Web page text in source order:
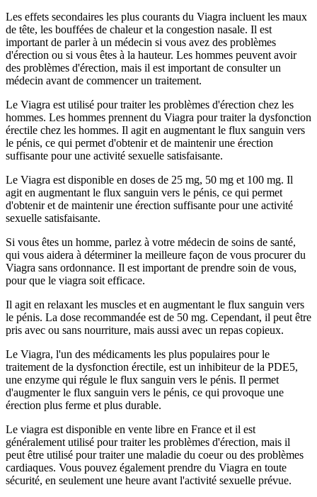
Les effets secondaires les plus courants du Viagra incluent les maux
de tête, les bouffées de chaleur et la congestion nasale. Il est
important de parler à un médecin si vous avez des problèmes
d'érection ou si vous êtes à la hauteur. Les hommes peuvent avoir
des problèmes d'érection, mais il est important de consulter un
médecin avant de commencer un traitement.
Le Viagra est utilisé pour traiter les problèmes d'érection chez les
hommes. Les hommes prennent du Viagra pour traiter la dysfonction
érectile chez les hommes. Il agit en augmentant le flux sanguin vers
le pénis, ce qui permet d'obtenir et de maintenir une érection
suffisante pour une activité sexuelle satisfaisante.
Le Viagra est disponible en doses de 25 mg, 50 mg et 100 mg. Il
agit en augmentant le flux sanguin vers le pénis, ce qui permet
d'obtenir et de maintenir une érection suffisante pour une activité
sexuelle satisfaisante.
Si vous êtes un homme, parlez à votre médecin de soins de santé,
qui vous aidera à déterminer la meilleure façon de vous procurer du
Viagra sans ordonnance. Il est important de prendre soin de vous,
pour que le viagra soit efficace.
Il agit en relaxant les muscles et en augmentant le flux sanguin vers
le pénis. La dose recommandée est de 50 mg. Cependant, il peut être
pris avec ou sans nourriture, mais aussi avec un repas copieux.
Le Viagra, l'un des médicaments les plus populaires pour le
traitement de la dysfonction érectile, est un inhibiteur de la PDE5,
une enzyme qui régule le flux sanguin vers le pénis. Il permet
d'augmenter le flux sanguin vers le pénis, ce qui provoque une
érection plus ferme et plus durable.
Le viagra est disponible en vente libre en France et il est
généralement utilisé pour traiter les problèmes d'érection, mais il
peut être utilisé pour traiter une maladie du coeur ou des problèmes
cardiaques. Vous pouvez également prendre du Viagra en toute
sécurité, en seulement une heure avant l'activité sexuelle prévue.